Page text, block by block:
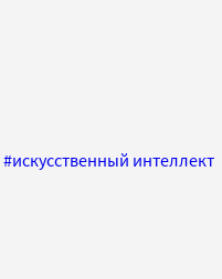
#искусственный интеллект